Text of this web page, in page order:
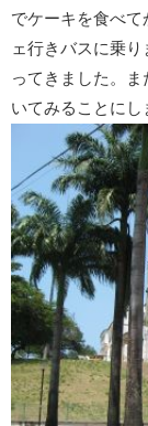
でケーキを食べ
ェ行きバスに乗
ってきました。
いてみることにし